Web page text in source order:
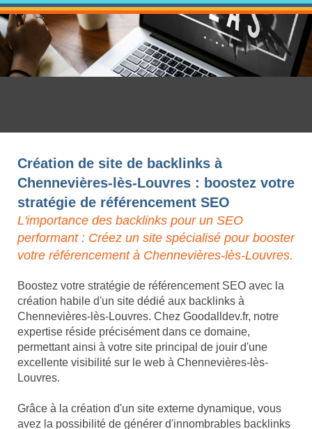
Création de site de backlinks à
Chennevières-lès-Louvres : boostez votre
stratégie de référencement SEO
L'importance des backlinks pour un SEO
performant : Créez un site spécialisé pour booster
votre référencement à Chennevières-lès-Louvres.
Boostez votre stratégie de référencement SEO avec la
création habile d'un site dédié aux backlinks à
Chennevières-lès-Louvres. Chez Goodalldev.fr, notre
expertise réside précisément dans ce domaine,
permettant ainsi à votre site principal de jouir d'une
excellente visibilité sur le web à Chennevières-lès-
Louvres.
Grâce à la création d'un site externe dynamique, vous
avez la possibilité de générer d'innombrables backlinks